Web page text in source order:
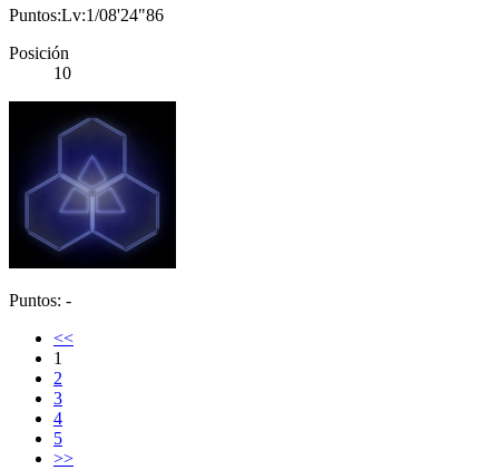
Puntos:Lv:1/08'24"86
Posición
10
Puntos: -
<<
1
2
3
4
5
>>